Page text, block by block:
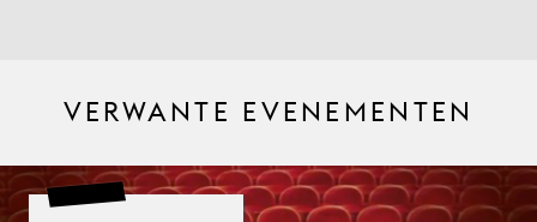
VERWANTE EVENEMENTEN